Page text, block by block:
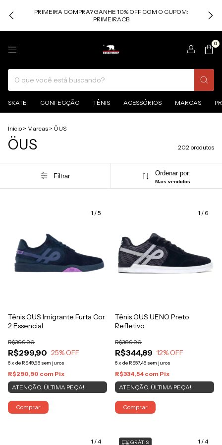
PRIMEIRA COMPRA? GANHE 10% OFF COM O CUPOM:
PRIMEIRACB
0
SKATE CONFECÇÃO TÊNIS ACESSÓRIOS MARCAS
Início > Marcas > ÖUS
ÖUS 202 produtos
Filtrar Ordenar por:
Mais vendidos
1 /5
Tênis OUS Imigrante Furta Cor
2 Essencial
R$299,90
R$399,90
25% OFF
6x de R$49,98 sem juros
R$290,90 com Pix
ATENÇÃO, ÚLTIMA PEÇA!
Comprar
1 / 6
Tênis OUS UENO Preto
Refletivo
R$344,89
R$389,90
12% OFF
6x de R$57,48 sem juros
R$334,54 com Pix
ATENÇÃO, ÚLTIMA PEÇA!
Comprar
1 /4 1 /4
GRÁTIS